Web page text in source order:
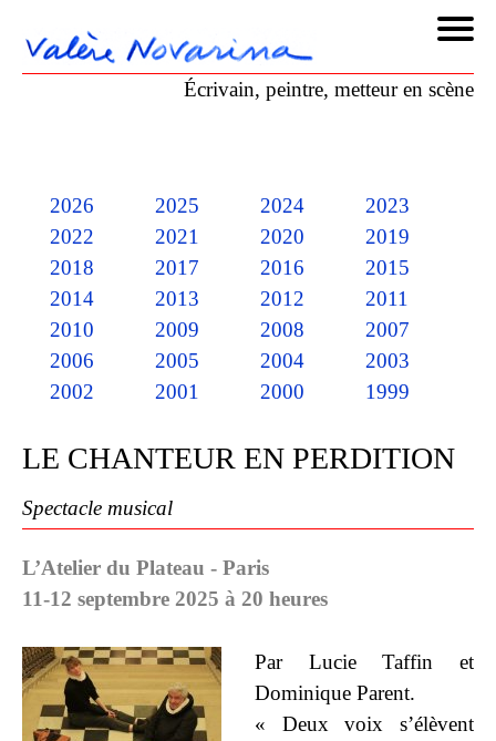
Écrivain, peintre, metteur en scène
2026 2025 2024
2023
2022
2021 2020
2019
2018
2017 2016
2015
2014
2013 2012
2011
2010
2009 2008
2007
2006
2005 2004
2003
2002
2001 2000 1999
LE CHANTEUR EN PERDITION
Spectacle musical
L’Atelier du Plateau - Paris
11-12 septembre 2025 à 20 heures
Par Lucie Taffin et
Dominique Parent.
« Deux voix s’élèvent